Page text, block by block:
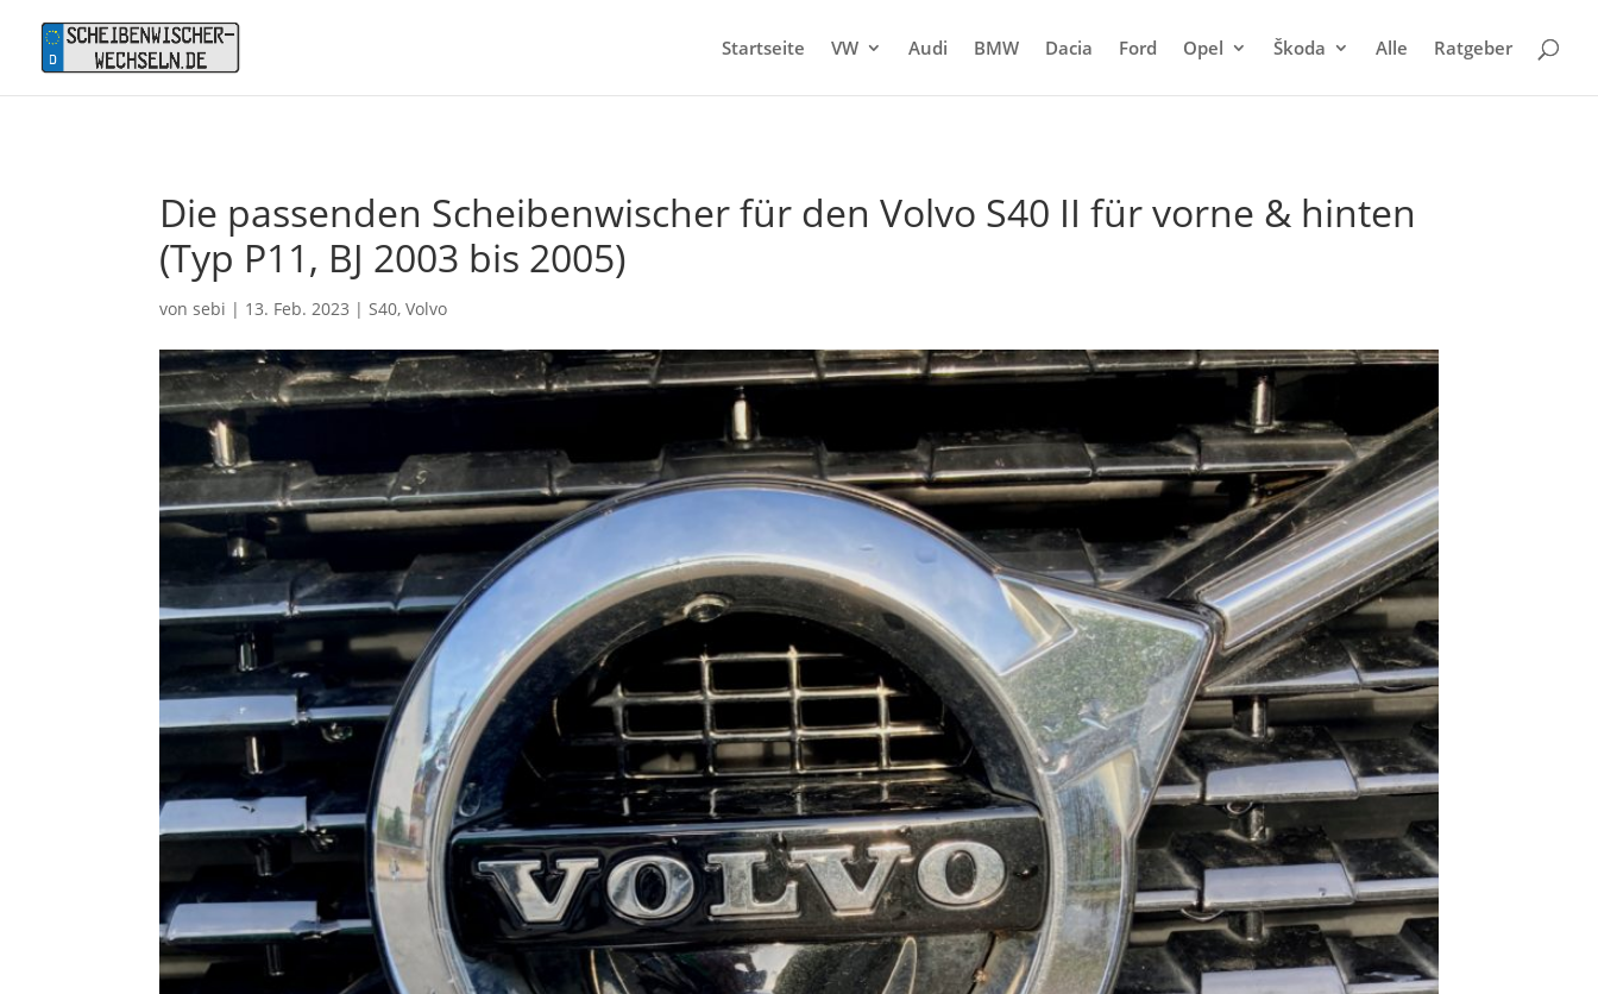
Startseite VW Audi BMW Dacia Ford Opel Škoda Alle Ratgeber
Die passenden Scheibenwischer für den Volvo S40 II für vorne & hinten
(Typ P11, BJ 2003 bis 2005)
vonsebi | 13. Feb. 2023 | S40,Volvo